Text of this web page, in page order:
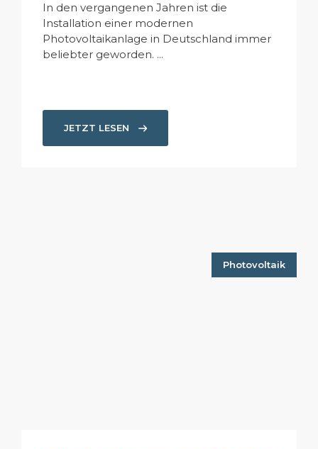
In den vergangenen Jahren ist die
Installation einer modernen
Photovoltaikanlage in Deutschland immer
beliebter geworden. ...
JETZT LESEN
Photovoltaik